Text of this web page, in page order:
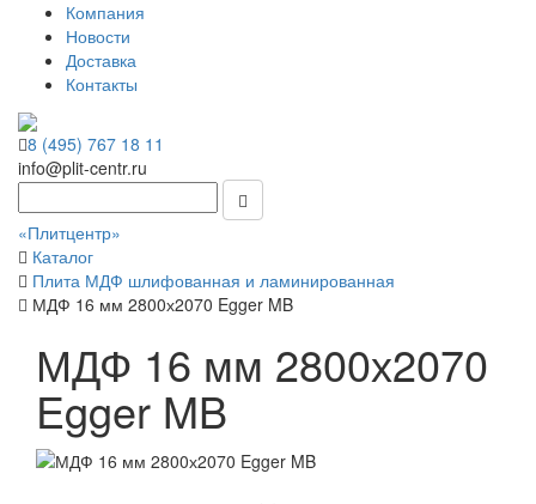
Компания
Новости
Доставка
Контакты
8 (495) 767 18 11
info@plit-centr.ru
«Плитцентр»
Каталог
Плита МДФ шлифованная и ламинированная
МДФ 16 мм 2800х2070 Egger MB
МДФ 16 мм 2800х2070
Egger MB